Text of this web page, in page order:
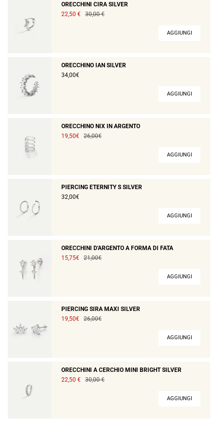
ORECCHINI CIRA SILVER
22,50 €
30,00 €
AGGIUNGI
ORECCHINO IAN SILVER
34,00€
AGGIUNGI
ORECCHINO NIX IN ARGENTO
19,50€
26,00€
AGGIUNGI
PIERCING ETERNITY S SILVER
32,00€
AGGIUNGI
ORECCHINI D'ARGENTO A FORMA DI FATA
15,75€
21,00€
AGGIUNGI
PIERCING SIRA MAXI SILVER
19,50€
26,00€
AGGIUNGI
ORECCHINI A CERCHIO MINI BRIGHT SILVER
22,50 €
30,00 €
AGGIUNGI